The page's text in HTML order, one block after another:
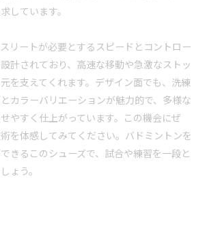
しています。
リートが必要とするスピードとコントロー
計されており、高速な移動や急激なストッ
を支えてくれます。デザイン面でも、洗練
カラーバリエーションが魅力的で、多様な
やすく仕上がっています。この機会にぜ
を体感してみてください。バドミントンを
きるこのシューズで、試合や練習を一段と
ょう。